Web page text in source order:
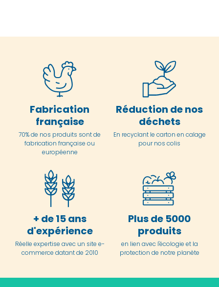
Fabrication
française
70% de nos produits sont de
fabrication française ou
européenne
Réduction de nos
déchets
En recyclant le carton en calage
pour nos colis
+ de 15 ans
d'expérience
Réelle expertise avec un site e-
commerce datant de 2010
Plus de 5000
produits
en lien avec l'écologie et la
protection de notre planète